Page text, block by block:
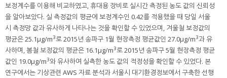
보정계수를 이용해 비교하였고, 휴대용 장비로 실시간 측정된 농도 값의 신뢰성
을 알아보았다. 실 측정값의 평균에 보정계수인 0.42를 적용했을 때 당일 서울
시 측정망 값과 유사하게 나타나는 것을 확인할 수 있었으며, 겨울철 보정값의
평균은 25.1µg/m3로 2015년 송파구 1월 현장측정 평균값인 27.0µg/m3과 유
사하며, 봄철 보정값의 평균은 16.1µg/m3로 2015년 송파구 5월 현장측정 평균
값인 19.0µg/m3와 유사하여 실측한 농도 값의 적정성을 확인할 수 있었다. 본
연구에서는 기상관련 AWS 자료 분석과 서울시 대기환경정보에서 구축한 선행